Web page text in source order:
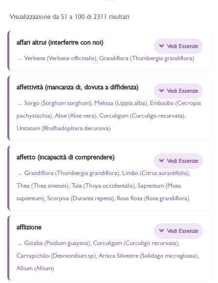
Visualizzazione da 51 a 100 di 2311 risultati
affari altrui (interferire con noi)
Verbena (Verbena officinalis), Grandiflora (Thumbergia grandiflora)
Vedi Essenze
affettività (mancanza di, dovuta a diffidenza)
Sorgo (Sorghum sorghum), Melissa (Lippia alba), Embaúba (Cecropia
pachystachia), Aloe (Aloe vera), Curculigum (Curculigo recurvata),
Unitatum (Rhafhadophara decursiva)
Vedi Essenze
affetto (incapacità di comprendere)
Grandiflora (Thumbergia grandiflora), Limão (Citrus aurantifolia),
Thea (Thea sinensis), Tuia (Thuya occidentalis), Sapientum (Musa
sapientum), Scorpius (Duranta repens), Rosa Rosa (Rosa grandiflora)
Vedi Essenze
afflizione
Goiaba (Psidium guayava), Curculigum (Curculigo recurvata),
Carrapichão (Desmondium sp), Arnica Silvestre (Solidago microglossa),
Allium (Allium)
Vedi Essenze